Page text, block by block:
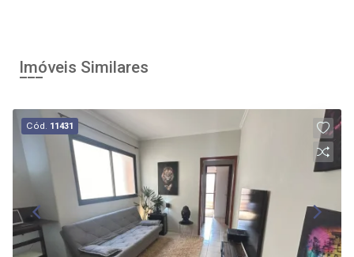
Imóveis Similares
Cód. 11431